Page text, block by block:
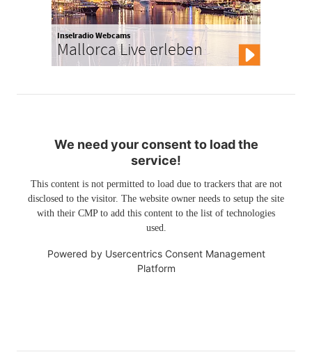
Inselradio Webcams
Mallorca Live erleben
We need your consent to load the
service!
This content is not permitted to load due to trackers that are not
disclosed to the visitor. The website owner needs to setup the site
with their CMP to add this content to the list of technologies
used.
Powered by Usercentrics Consent Management
Platform